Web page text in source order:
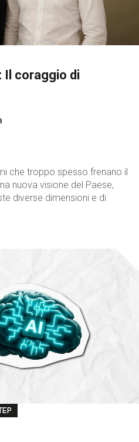
Il coraggio di
che troppo spesso frenano il
nuova visione del Paese,
diverse dimensioni e di